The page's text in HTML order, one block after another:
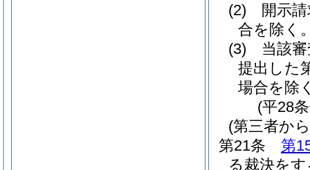
(2)
開示
合を除く
(3)
当該
提出した
場合を除
(平28
(第三者か
第21条
第
る裁決を